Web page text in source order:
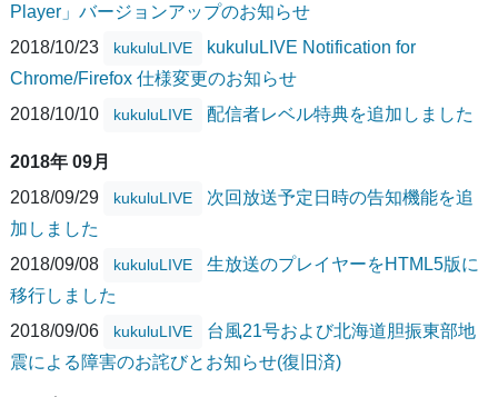
Player」バージョンアップのお知らせ
2018/10/23
kukuluLIVE
kukuluLIVE Notification for
Chrome/Firefox 仕様変更のお知らせ
2018/10/10
kukuluLIVE 配信者レベル特典を追加しました
2018年 09月
2018/09/29
kukuluLIVE
次回放送予定日時の告知機能を追
加しました
2018/09/08
kukuluLIVE
生放送のプレイヤーをHTML5版に
移行しました
2018/09/06
kukuluLIVE
台風21号および北海道胆振東部地
震による障害のお詫びとお知らせ(復旧済)